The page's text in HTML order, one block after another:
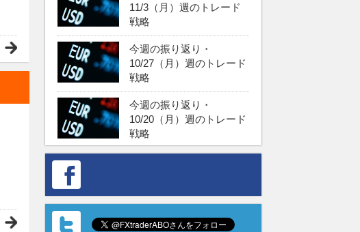
11/3（月）週のトレード
戦略
今週の振り返り・
10/27（月）週のトレード
戦略
今週の振り返り・
10/20（月）週のトレード
戦略